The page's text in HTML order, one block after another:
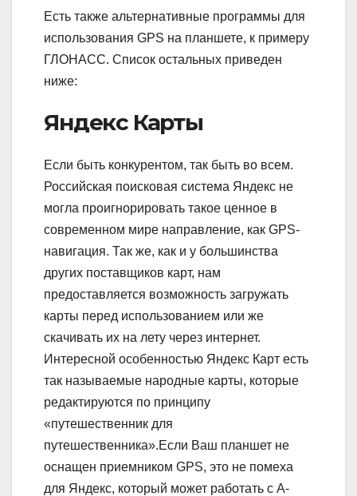
Есть также альтернативные программы для
использования GPS на планшете, к примеру
ГЛОНАСС. Список остальных приведен
ниже:
Яндекс Карты
Если быть конкурентом, так быть во всем.
Российская поисковая система Яндекс не
могла проигнорировать такое ценное в
современном мире направление, как GPS-
навигация. Так же, как и у большинства
других поставщиков карт, нам
предоставляется возможность загружать
карты перед использованием или же
скачивать их на лету через интернет.
Интересной особенностью Яндекс Карт есть
так называемые народные карты, которые
редактируются по принципу
«путешественник для
путешественника».Если Ваш планшет не
оснащен приемником GPS, это не помеха
для Яндекс, который может работать с A-